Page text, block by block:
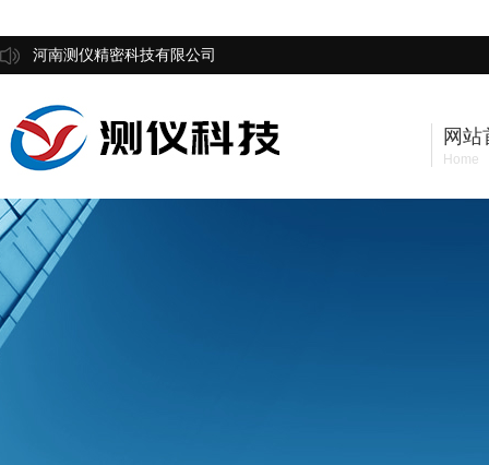
河南测仪精密科技有限公司
网站
Home